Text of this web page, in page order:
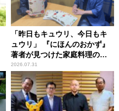
「昨日もキュウリ、今日もキ
ュウリ」 『にほんのおかず』
著者が見つけた家庭料理の知
恵
2026.07.31